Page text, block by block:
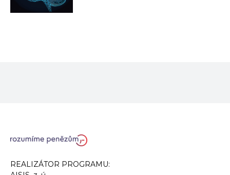
REALIZÁTOR PROGRAMU: